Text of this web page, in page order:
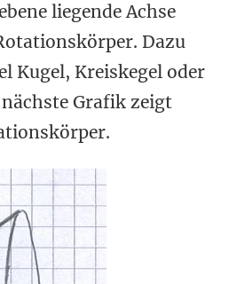
liegende Achse
Dazu
Kugel, Kreiskegel oder
Grafik zeigt